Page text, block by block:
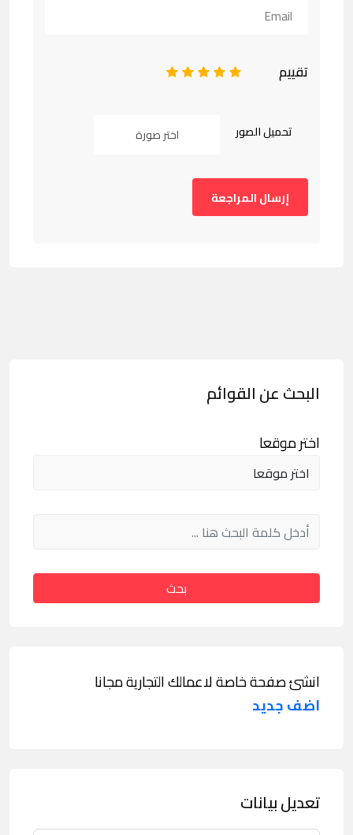
تقييم 5
4
3
2
تحميل الصور اختر صورة
البحث عن القوائم
اختر موقعا
بحث
انشئ صفحة خاصة لاعمالك التجارية مجانا
اضف جديد
تعديل بيانات